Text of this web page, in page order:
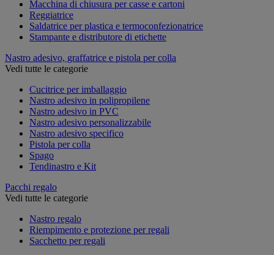
Macchina di chiusura per casse e cartoni
Reggiatrice
Saldatrice per plastica e termoconfezionatrice
Stampante e distributore di etichette
Nastro adesivo, graffatrice e pistola per colla
Vedi tutte le categorie
Cucitrice per imballaggio
Nastro adesivo in polipropilene
Nastro adesivo in PVC
Nastro adesivo personalizzabile
Nastro adesivo specifico
Pistola per colla
Spago
Tendinastro e Kit
Pacchi regalo
Vedi tutte le categorie
Nastro regalo
Riempimento e protezione per regali
Sacchetto per regali